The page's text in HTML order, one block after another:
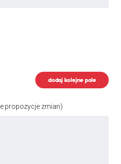
dodaj kolejne pole
propozycje zmian)